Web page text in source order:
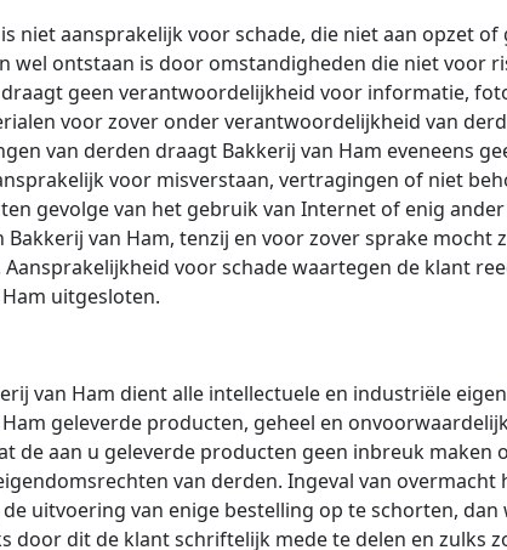
niet aansprakelijk voor schade, die niet aan opzet
wel ontstaan is door omstandigheden die niet voor
geen verantwoordelijkheid voor informatie,
voor zover onder verantwoordelijkheid van
van derden draagt Bakkerij van Ham eveneens
voor misverstaan, vertragingen of niet
gevolge van het gebruik van Internet of enig
Bakkerij van Ham, tenzij en voor zover sprake mocht
Aansprakelijkheid voor schade waartegen de klant
uitgesloten.
van Ham dient alle intellectuele en industriële
geleverde producten, geheel en
de aan u geleverde producten geen inbreuk maken
van derden. Ingeval van overmacht
de uitvoering van enige bestelling op te schorten,
door dit de klant schriftelijk mede te delen en zulks